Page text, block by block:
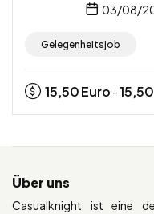
03/08/
Gelegenheitsjob
15,50Euro -15,50
Über uns
Casualknight ist eine